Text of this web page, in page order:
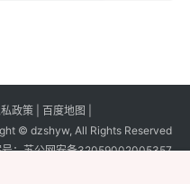
政策 百度地图
© dzshyw, All Rights Reserved
：苏公网安备32059002005357